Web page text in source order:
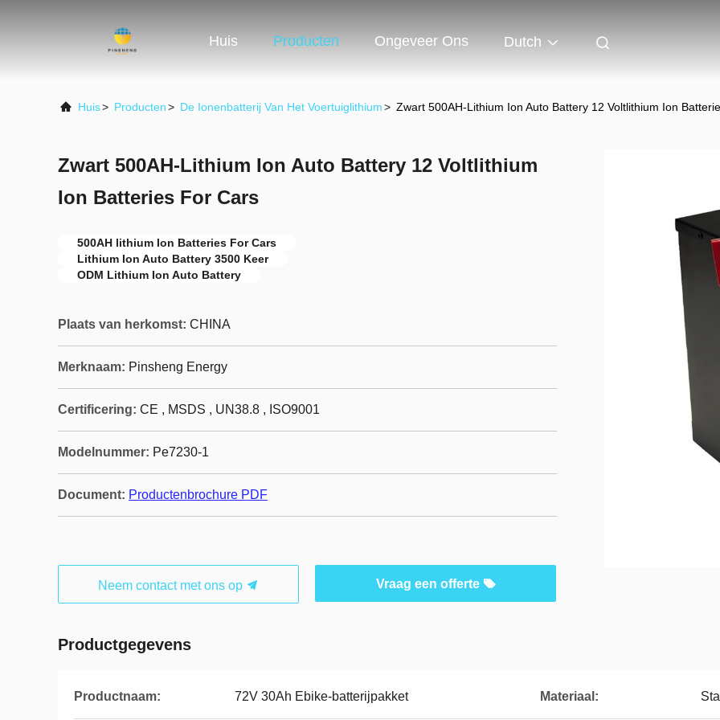
Huis Producten Ongeveer Ons Dutch
Huis> Producten> De Ionenbatterij Van Het Voertuiglithium> Zwart 500AH-Lithium Ion Auto Battery 12 Voltlithium Ion
Zwart 500AH-Lithium Ion Auto Battery 12 Voltlithium
Ion Batteries For Cars
500AH lithium Ion Batteries For Cars
Lithium Ion Auto Battery 3500 Keer
ODM Lithium Ion Auto Battery
Plaats van herkomst: CHINA
Merknaam: Pinsheng Energy
Certificering: CE , MSDS , UN38.8 , ISO9001
Modelnummer: Pe7230-1
Document: Productenbrochure PDF
Neem contact met ons op Vraag een offerte
Productgegevens
Productnaam: 72V 30Ah Ebike-batterijpakket Materiaal: